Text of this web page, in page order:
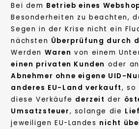
Bei dem Betrieb eines
Besonderheiten zu beachten,
Segen in der Krise nicht ein
nächsten Überprüfung durch
Werden Waren von einem
einen privaten Kunden oder
Abnehmer ohne eigene UID-
anderes EU-Land verkauft, so
diese Verkäufe derzeit der
Umsatzsteuer, solange die
jeweiligen EU-Landes nicht